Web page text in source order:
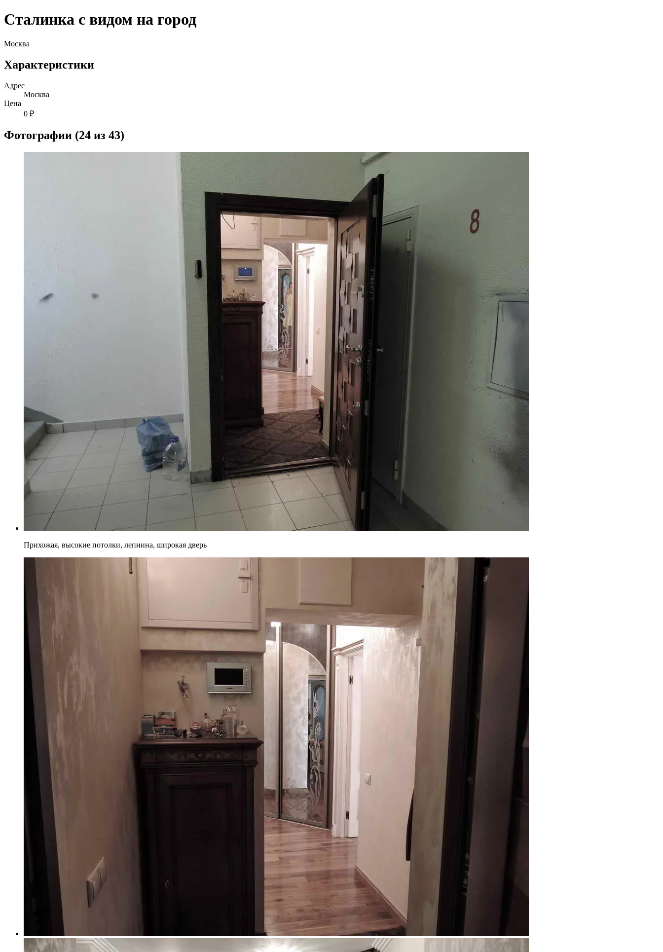
Сталинка с видом на город
Москва
Характеристики
Адрес
Москва
Цена
0 ₽
Фотографии (24 из 43)
Прихожая, высокие потолки, лепнина, широкая дверь